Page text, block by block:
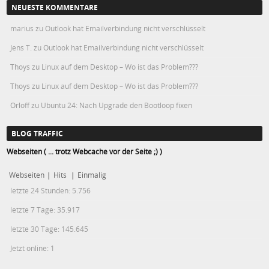
NEUESTE KOMMENTARE
marius zu Outlook hat Emailverbindung nicht verschlüsselt
Jens T. zu Outlook hat Emailverbindung nicht verschlüsselt
Thoys zu Linux auf dem Desktop – Wo ist das Problem???
Thoys zu Linux auf dem Desktop – Wo ist das Problem???
Orloffzu Ubuntu 24: Nach Upgrade den Bootloop fixen
BLOG TRAFFIC
Webseiten ( ... trotz Webcache vor der Seite ;) )
Webseiten | Hits | Einmalig
letzte 24 Stunden: 5.756
letzte 7 Tage: 35.917
letzte 30 Tage: 145.645
Jetzt online: 1